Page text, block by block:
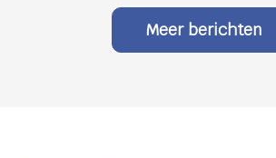
Meer berichten